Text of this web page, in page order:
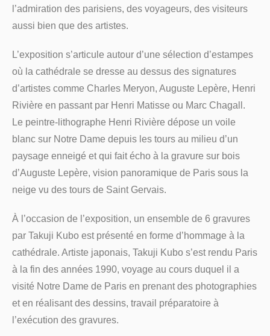
l’admiration des parisiens, des voyageurs, des visiteurs
aussi bien que des artistes.
L’exposition s’articule autour d’une sélection d’estampes
où la cathédrale se dresse au dessus des signatures
d’artistes comme Charles Meryon, Auguste Lepère, Henri
Rivière en passant par Henri Matisse ou Marc Chagall.
Le peintre-lithographe Henri Rivière dépose un voile
blanc sur Notre Dame depuis les tours au milieu d’un
paysage enneigé et qui fait écho à la gravure sur bois
d’Auguste Lepère, vision panoramique de Paris sous la
neige vu des tours de Saint Gervais.
À l’occasion de l’exposition, un ensemble de 6 gravures
par Takuji Kubo est présenté en forme d’hommage à la
cathédrale. Artiste japonais, Takuji Kubo s’est rendu Paris
à la fin des années 1990, voyage au cours duquel il a
visité Notre Dame de Paris en prenant des photographies
et en réalisant des dessins, travail préparatoire à
l’exécution des gravures.